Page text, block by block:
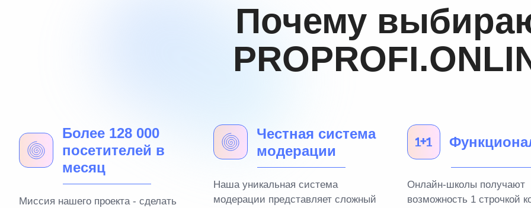
Почему
Более 128 000
посетителей в
месяц
Миссия нашего проекта - сделать
Честная система
модерации
Наша уникальная система
модерации представляет сложный
Онлайн-школы получают
возможность 1 строчкой